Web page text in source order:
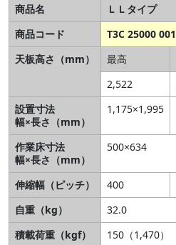
商品名
ＬＬタイプ
商品コード
T3C 25000 001
天板高さ（mm）
最高
2,522
設置寸法
幅×長さ（mm）
1,175×1,995
作業床寸法
幅×長さ（mm）
500×634
伸縮幅（ピッチ） 400
自重（kg）
32.0
積載荷重（kgf）
150（1,470）